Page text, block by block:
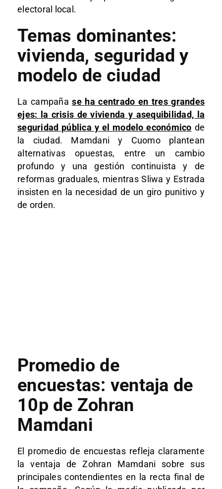
electoral local.​
Temas dominantes:
vivienda, seguridad y
modelo de ciudad
La campañase ha centrado en tres grandes
ejes: la crisis de vivienda y asequibilidad, la
seguridad pública y el modelo económico de
la ciudad. Mamdani y Cuomo plantean
alternativas opuestas, entre un cambio
profundo y una gestión continuista y de
reformas graduales, mientras Sliwa y Estrada
insisten en la necesidad de un giro punitivo y
de orden.​
Promedio de
encuestas: ventaja de
10p de Zohran
Mamdani
El promedio de encuestas refleja claramente
la ventaja de Zohran Mamdani sobre sus
principales contendientes en la recta final de